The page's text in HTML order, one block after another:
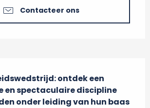
Contacteer ons
ontdek een
en spectaculaire discipline
onder leiding van hun baas